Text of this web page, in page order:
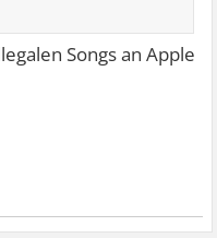
Songs an Apple